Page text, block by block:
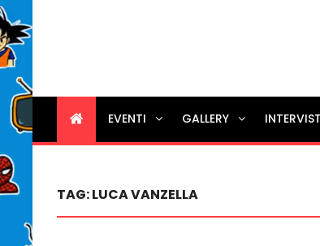
EVENTI GALLERY
TAG:LUCA VANZELLA